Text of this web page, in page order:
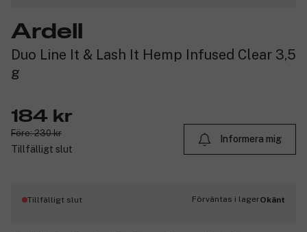
Ardell
Duo Line It & Lash It Hemp Infused Clear 3,5
g
184 kr
Före: 230 kr
Tillfälligt slut
Informera mig
Tillfälligt slut Förväntas i lagerOkänt